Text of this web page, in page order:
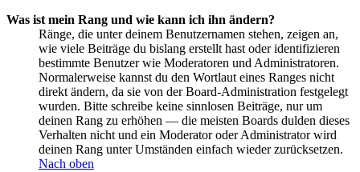
Was ist mein Rang und wie kann ich ihn ändern?
Ränge, die unter deinem Benutzernamen stehen, zeigen an,
wie viele Beiträge du bislang erstellt hast oder identifizieren
bestimmte Benutzer wie Moderatoren und Administratoren.
Normalerweise kannst du den Wortlaut eines Ranges nicht
direkt ändern, da sie von der Board-Administration festgelegt
wurden. Bitte schreibe keine sinnlosen Beiträge, nur um
deinen Rang zu erhöhen — die meisten Boards dulden dieses
Verhalten nicht und ein Moderator oder Administrator wird
deinen Rang unter Umständen einfach wieder zurücksetzen.
Nach oben